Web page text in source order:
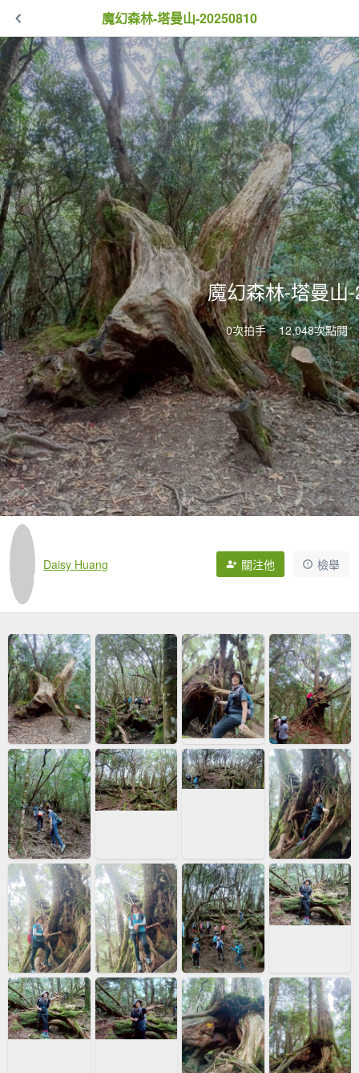
魔幻森林-塔曼山-20250810
魔幻森林-塔曼山
0次拍手 12,048次點閱
Daisy Huang 關注他 檢舉